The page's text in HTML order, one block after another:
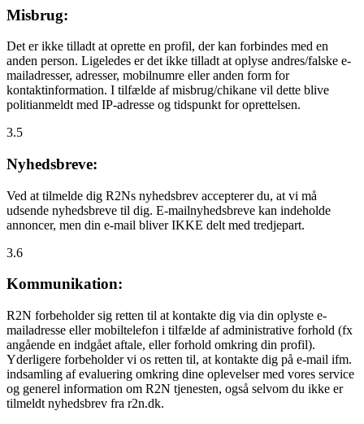
Misbrug:
Det er ikke tilladt at oprette en profil, der kan forbindes med en
anden person. Ligeledes er det ikke tilladt at oplyse andres/falske e-
mailadresser, adresser, mobilnumre eller anden form for
kontaktinformation. I tilfælde af misbrug/chikane vil dette blive
politianmeldt med IP-adresse og tidspunkt for oprettelsen.
3.5
Nyhedsbreve:
Ved at tilmelde dig R2Ns nyhedsbrev accepterer du, at vi må
udsende nyhedsbreve til dig. E-mailnyhedsbreve kan indeholde
annoncer, men din e-mail bliver IKKE delt med tredjepart.
3.6
Kommunikation:
R2N forbeholder sig retten til at kontakte dig via din oplyste e-
mailadresse eller mobiltelefon i tilfælde af administrative forhold (fx
angående en indgået aftale, eller forhold omkring din profil).
Yderligere forbeholder vi os retten til, at kontakte dig på e-mail ifm.
indsamling af evaluering omkring dine oplevelser med vores service
og generel information om R2N tjenesten, også selvom du ikke er
tilmeldt nyhedsbrev fra r2n.dk.